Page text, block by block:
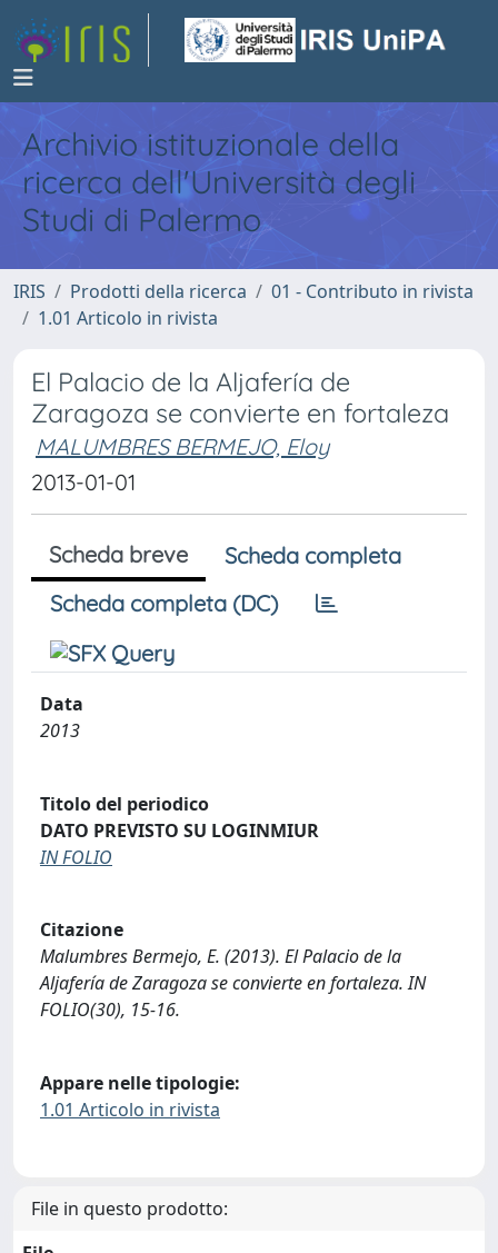
Archivio istituzionale della
ricerca dell'Università degli
Studi di Palermo
IRIS Prodotti della ricerca
01 - Contributo in rivista
1.01 Articolo in rivista
El Palacio de la Aljafería de
Zaragoza se convierte en fortaleza
MALUMBRES BERMEJO, Eloy
2013-01-01
Scheda breve
Scheda completa
Scheda completa (DC)
Data
2013
Titolo del periodico
DATO PREVISTO SU LOGINMIUR
IN FOLIO
Citazione
Malumbres Bermejo, E. (2013). El Palacio de la
Aljafería de Zaragoza se convierte en fortaleza. IN
FOLIO(30), 15-16.
Appare nelle tipologie:
1.01 Articolo in rivista
File in questo prodotto: